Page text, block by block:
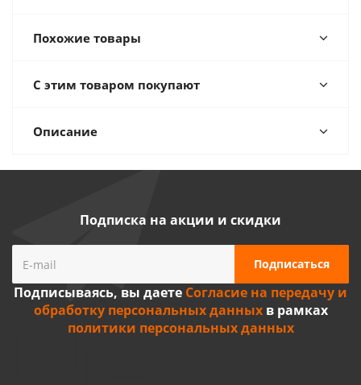
Похожие товары
С этим товаром покупают
Описание
Подписка на акции и скидки
Подписываясь, вы даете Согласие на передачу и
обработку персональных данныхв рамках
политики персональных данных